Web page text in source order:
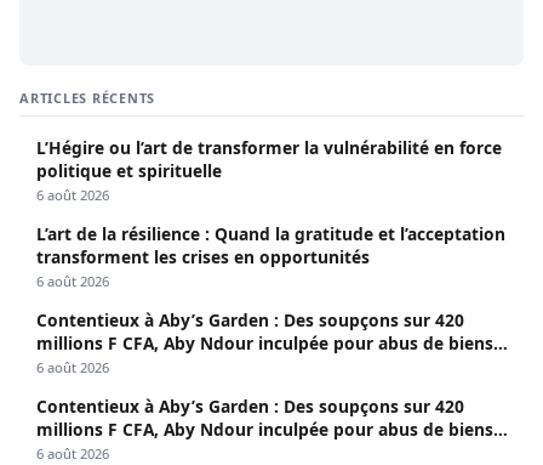
ARTICLES RÉCENTS
L’Hégire ou l’art de transformer la vulnérabilité en force
politique et spirituelle
6 août 2026
L’art de la résilience : Quand la gratitude et l’acceptation
transforment les crises en opportunités
6 août 2026
Contentieux à Aby’s Garden : Des soupçons sur 420
millions F CFA, Aby Ndour inculpée pour abus de biens
sociaux
6 août 2026
Contentieux à Aby’s Garden : Des soupçons sur 420
millions F CFA, Aby Ndour inculpée pour abus de biens
sociaux
6 août 2026